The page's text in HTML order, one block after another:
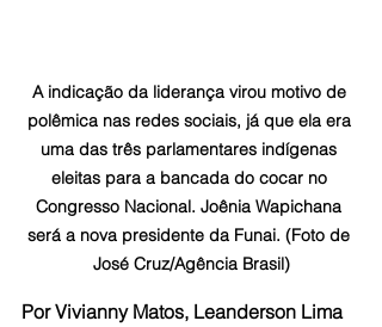
A indicação da liderança virou motivo de
polêmica nas redes sociais, já que ela era
uma das três parlamentares indígenas
eleitas para a bancada do cocar no
Congresso Nacional. Joênia Wapichana
será a nova presidente da Funai. (Foto de
José Cruz/Agência Brasil)
Por Vivianny Matos, Leanderson Lima